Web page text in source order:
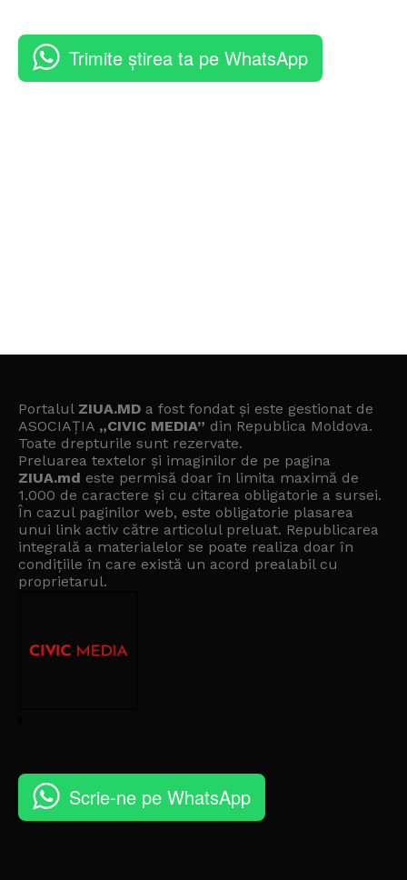
Trimite știrea ta pe WhatsApp
Portalul ZIUA.MD a fost fondat și este gestionat de
ASOCIAȚIA „CIVIC MEDIA” din Republica Moldova.
Toate drepturile sunt rezervate.
Preluarea textelor și imaginilor de pe pagina
ZIUA.md este permisă doar în limita maximă de
1.000 de caractere și cu citarea obligatorie a sursei.
În cazul paginilor web, este obligatorie plasarea
unui link activ către articolul preluat. Republicarea
integrală a materialelor se poate realiza doar în
condițiile în care există un acord prealabil cu
proprietarul.
Scrie-ne pe WhatsApp